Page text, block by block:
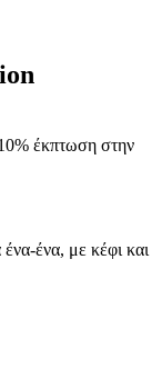
έκπτωση στην
ένα, με κέφι και